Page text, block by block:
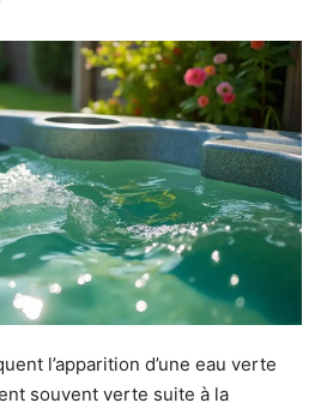
l’apparition d’une eau verte
souvent verte suite à la